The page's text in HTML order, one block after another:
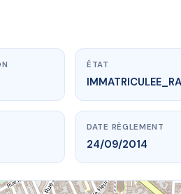
ÉTAT
DATE RÈGLEMENT
24/09/2014